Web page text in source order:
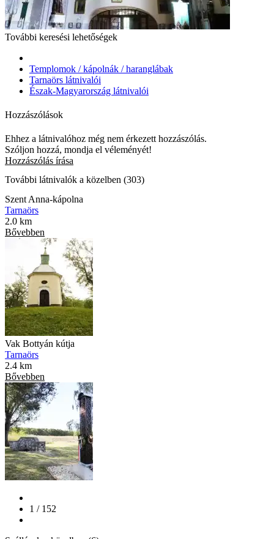
További keresési lehetőségek
Templomok / kápolnák / haranglábak
Tarnaörs látnivalói
Észak-Magyarország látnivalói
Hozzászólások
Ehhez a látnivalóhoz még nem érkezett hozzászólás.
Szóljon hozzá, mondja el véleményét!
Hozzászólás írása
További látnivalók a közelben (303)
Szent Anna-kápolna
Tarnaörs
2.0 km
Bővebben
Vak Bottyán kútja
Tarnaörs
2.4 km
Bővebben
1 / 152